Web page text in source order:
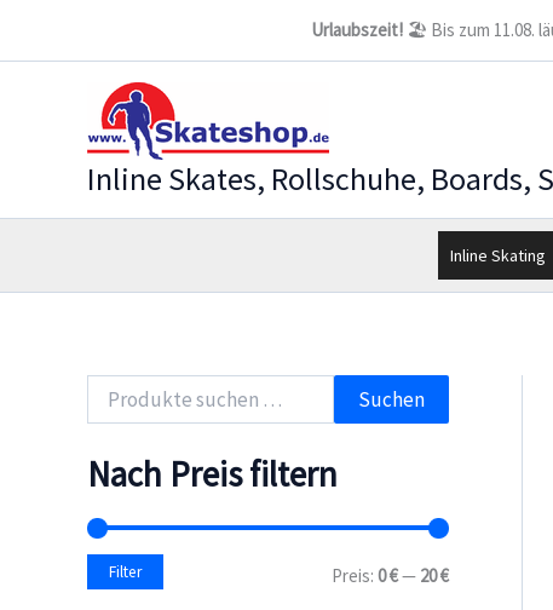
Urlaubszeit! 🏖️ Bis zum 11.08.
Inline Skates, Rollschuhe, Boards,
Inline Skating
h
e
n
a
Suchen
Nach Preis filtern
M
i
M
a
Filter Preis: 0 €— 20 €